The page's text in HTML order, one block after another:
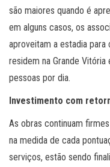
são maiores quando é
em alguns casos, os
aproveitam a estadia
residem na Grande Vitória
pessoas por dia.
Investimento com
As obras continuam
na medida de cada
serviços, estão sendo